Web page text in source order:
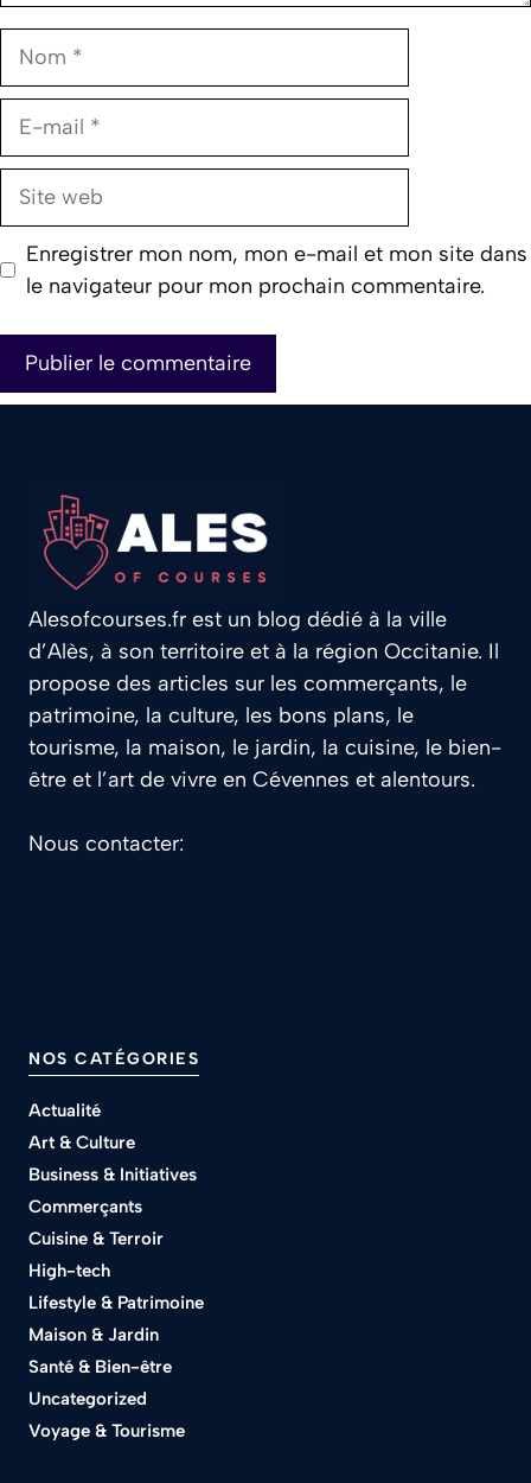
Nom
E-
Site
Enregistrer mon nom, mon e-mail et mon site dans
le navigateur pour mon prochain commentaire.
Alesofcourses.fr est un blog dédié à la ville
d’Alès, à son territoire et à la région Occitanie. Il
propose des articles sur les commerçants, le
patrimoine, la culture, les bons plans, le
tourisme, la maison, le jardin, la cuisine, le bien-
être et l’art de vivre en Cévennes et alentours.
Nous contacter:
NOS CATÉGORIES
Actualité
Art & Culture
Business & Initiatives
Commerçants
Cuisine & Terroir
High-tech
Lifestyle & Patrimoine
Maison & Jardin
Santé & Bien-être
Uncategorized
Voyage & Tourisme